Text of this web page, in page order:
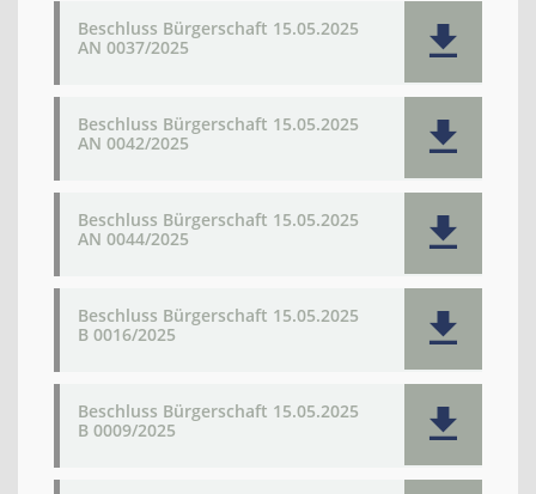
Beschluss Bürgerschaft 15.05.2025
AN 0037/2025
Beschluss Bürgerschaft 15.05.2025
AN 0042/2025
Beschluss Bürgerschaft 15.05.2025
AN 0044/2025
Beschluss Bürgerschaft 15.05.2025
B 0016/2025
Beschluss Bürgerschaft 15.05.2025
B 0009/2025